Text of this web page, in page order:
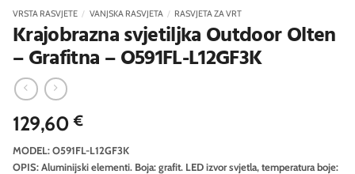
VRSTA RASVJETE / VANJSKA RASVJETA / RASVJETA ZA VRT
Krajobrazna svjetiljka Outdoor Olten
– Grafitna – O591FL-L12GF3K
129,60€
MODEL: O591FL-L12GF3K
OPIS: Aluminijski elementi. Boja: grafit. LED izvor svjetla, temperatura boje: